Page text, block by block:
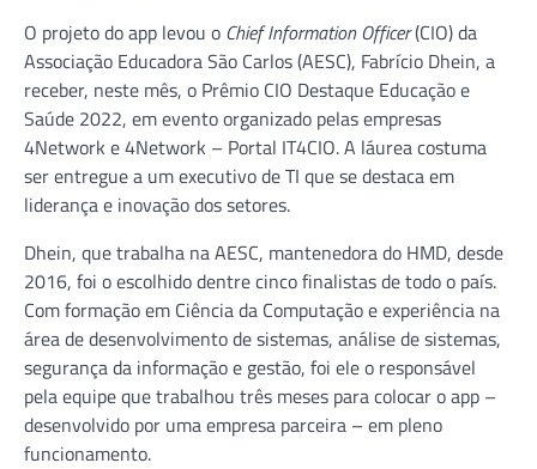
O projeto do app levou o Chief Information Officer(CIO) da
Associação Educadora São Carlos (AESC), Fabrício Dhein, a
receber, neste mês, o Prêmio CIO Destaque Educação e
Saúde 2022, em evento organizado pelas empresas
4Network e 4Network – Portal IT4CIO. A láurea costuma
ser entregue a um executivo de TI que se destaca em
liderança e inovação dos setores.
Dhein, que trabalha na AESC, mantenedora do HMD, desde
2016, foi o escolhido dentre cinco finalistas de todo o país.
Com formação em Ciência da Computação e experiência na
área de desenvolvimento de sistemas, análise de sistemas,
segurança da informação e gestão, foi ele o responsável
pela equipe que trabalhou três meses para colocar o app –
desenvolvido por uma empresa parceira – em pleno
funcionamento.